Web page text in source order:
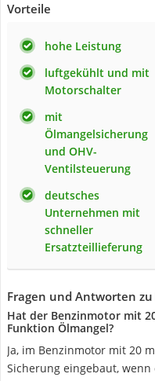
Vorteile
hohe Leistung
luftgekühlt und mit
Motorschalter
mit
Ölmangelsicherung
und OHV-
Ventilsteuerung
deutsches
Unternehmen mit
schneller
Ersatzteillieferung
Fragen und Antworten
Hat der Benzinmotor mit
Funktion Ölmangel?
Ja, im Benzinmotor mit 20
Sicherung eingebaut,